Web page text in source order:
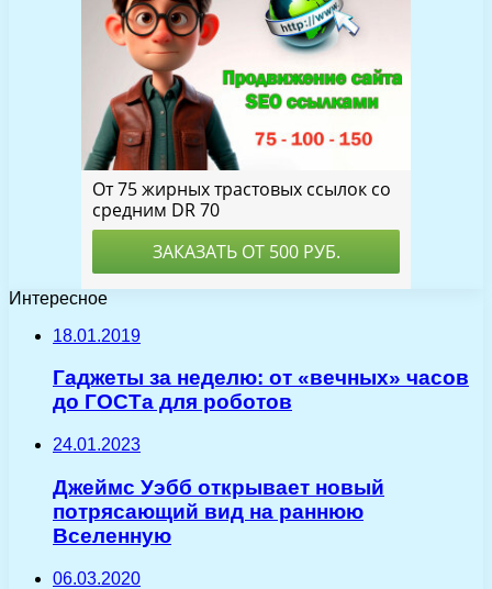
Интересное
18.01.2019
Гаджеты за неделю: от «вечных» часов
до ГОСТа для роботов
24.01.2023
Джеймс Уэбб открывает новый
потрясающий вид на раннюю
Вселенную
06.03.2020